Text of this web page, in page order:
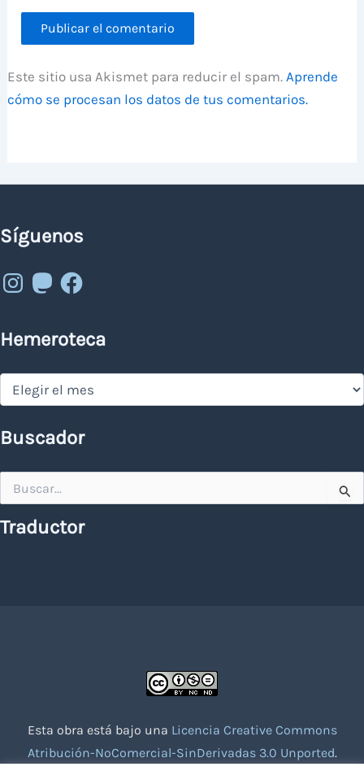
Este sitio usa Akismet para reducir el spam.Aprende
cómo se procesan los datos de tus comentarios.
Síguenos
Instagram
MastodonFacebook
Hemeroteca
Hemeroteca
Buscador
por:
Traductor
Esta obra está bajo una Licencia Creative Commons
Atribución-NoComercial-SinDerivadas 3.0 Unported.